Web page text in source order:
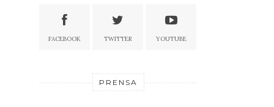
FACEBOOK TWITTER YOUTUBE
PRENSA